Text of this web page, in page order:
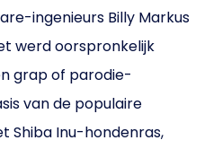
ingenieurs Billy Markus
werd oorspronkelijk
grap of parodie-
van de populaire
Shiba Inu-hondenras,